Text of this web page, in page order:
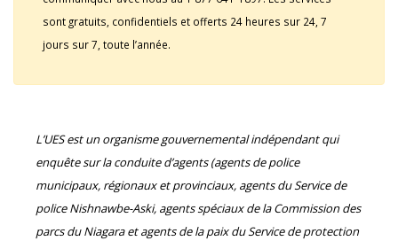
sont gratuits, confidentiels et offerts 24 heures sur 24, 7
jours sur 7, toute l’année.
L’UES est un organisme gouvernemental indépendant qui
enquête sur la conduite d’agents (agents de police
municipaux, régionaux et provinciaux, agents du Service de
police Nishnawbe-Aski, agents spéciaux de la Commission des
parcs du Niagara et agents de la paix du Service de protection